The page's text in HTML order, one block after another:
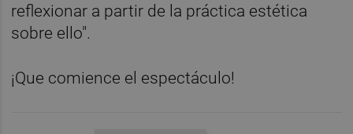
reflexionar a partir de la práctica estética
sobre ello".
¡Que comience el espectáculo!